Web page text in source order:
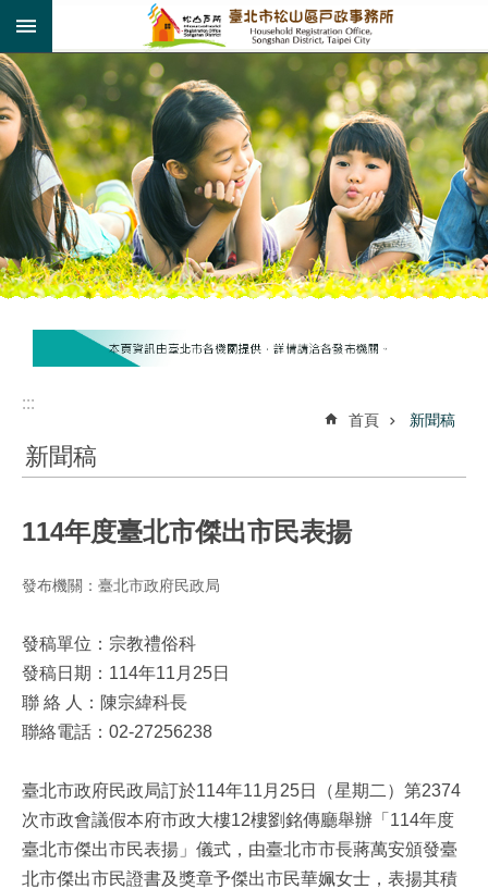
跳到主要內容區塊
:::
:::
首頁 新聞稿
新聞稿
114年度臺北市傑出市民表揚
發布機關：臺北市政府民政局
發稿單位：宗教禮俗科
發稿日期：114年11月25日
聯 絡 人：陳宗緯科長
聯絡電話：02-27256238
臺北市政府民政局訂於114年11月25日（星期二）第2374
次市政會議假本府市政大樓12樓劉銘傳廳舉辦「114年度
臺北市傑出市民表揚」儀式，由臺北市市長蔣萬安頒發臺
北市傑出市民證書及獎章予傑出市民華姵女士，表揚其積